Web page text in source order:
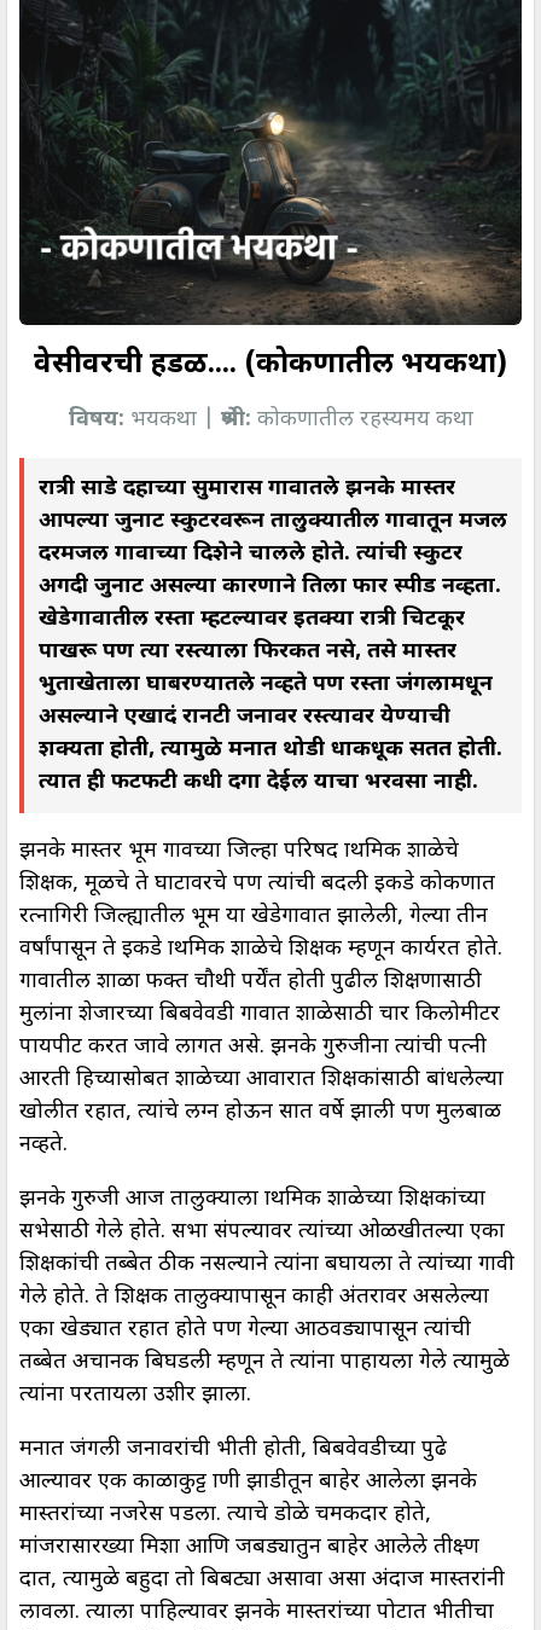
वेसीवरची हडळ.... (कोकणातील भयकथा)
विषय: भयकथा | श्रेणी: कोकणातील रहस्यमय कथा
रात्री साडे दहाच्या सुमारास गावातले झनके मास्तर
आपल्या जुनाट स्कुटरवरून तालुक्यातील गावातून मजल
दरमजल गावाच्या दिशेने चालले होते. त्यांची स्कुटर
अगदी जुनाट असल्या कारणाने तिला फार स्पीड नव्हता.
खेडेगावातील रस्ता म्हटल्यावर इतक्या रात्री चिटकूर
पाखरू पण त्या रस्त्याला फिरकत नसे, तसे मास्तर
भुताखेताला घाबरण्यातले नव्हते पण रस्ता जंगलामधून
असल्याने एखादं रानटी जनावर रस्त्यावर येण्याची
शक्यता होती, त्यामुळे मनात थोडी धाकधूक सतत होती.
त्यात ही फटफटी कधी दगा देईल याचा भरवसा नाही.
झनके मास्तर भूम गावच्या जिल्हा परिषद प्राथमिक शाळेचे
शिक्षक, मूळचे ते घाटावरचे पण त्यांची बदली इकडे कोकणात
रत्नागिरी जिल्ह्यातील भूम या खेडेगावात झालेली, गेल्या तीन
वर्षांपासून ते इकडे प्राथमिक शाळेचे शिक्षक म्हणून कार्यरत होते.
गावातील शाळा फक्त चौथी पर्येंत होती पुढील शिक्षणासाठी
मुलांना शेजारच्या बिबवेवडी गावात शाळेसाठी चार किलोमीटर
पायपीट करत जावे लागत असे. झनके गुरुजीना त्यांची पत्नी
आरती हिच्यासोबत शाळेच्या आवारात शिक्षकांसाठी बांधलेल्या
खोलीत रहात, त्यांचे लग्न होऊन सात वर्षे झाली पण मुलबाळ
नव्हते.
झनके गुरुजी आज तालुक्याला प्राथमिक शाळेच्या शिक्षकांच्या
सभेसाठी गेले होते. सभा संपल्यावर त्यांच्या ओळखीतल्या एका
शिक्षकांची तब्बेत ठीक नसल्याने त्यांना बघायला ते त्यांच्या गावी
गेले होते. ते शिक्षक तालुक्यापासून काही अंतरावर असलेल्या
एका खेड्यात रहात होते पण गेल्या आठवड्यापासून त्यांची
तब्बेत अचानक बिघडली म्हणून ते त्यांना पाहायला गेले त्यामुळे
त्यांना परतायला उशीर झाला.
मनात जंगली जनावरांची भीती होती, बिबवेवडीच्या पुढे
आल्यावर एक काळाकुट्ट प्राणी झाडीतून बाहेर आलेला झनके
मास्तरांच्या नजरेस पडला. त्याचे डोळे चमकदार होते,
मांजरासारख्या मिशा आणि जबड्यातुन बाहेर आलेले तीक्ष्ण
दात, त्यामुळे बहुदा तो बिबट्या असावा असा अंदाज मास्तरांनी
लावला. त्याला पाहिल्यावर झनके मास्तरांच्या पोटात भीतीचा